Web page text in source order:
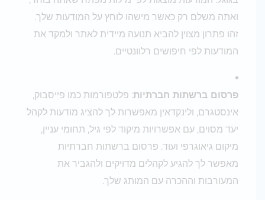
ואתה משלם רק כאשר מישהו לוחץ על המודעות שלך.
זהו פתרון מצוין להביא תנועה מיידית לאתר ולמקד את
המודעות לפי חיפושים רלוונטיים.
פרסום ברשתות חברתיות: פלטפורמות כמו פייסבוק,
אינסטגרם, ולינקדאין מאפשרות לך להציג מודעות לקהל
יעד מסוים, עם אפשרויות מיקוד לפי גיל, תחומי עניין,
מיקום גיאוגרפי ועוד. פרסום ברשתות חברתיות
מאפשר לך להגיע לקהלים מדויקים ולהגביר את
המעורבות וההכרה עם המותג שלך.